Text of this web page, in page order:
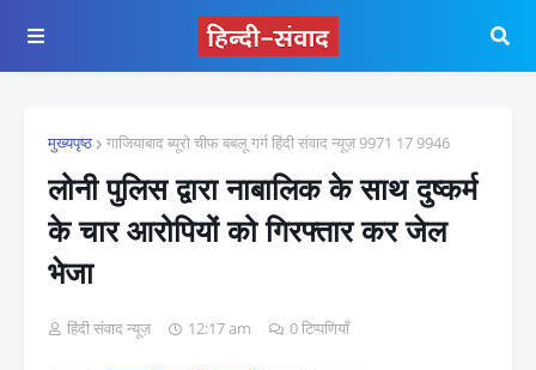
मुख्यपृष्ठ गाजियाबाद ब्यूरो चीफ बबलू गर्ग हिंदी संवाद न्यूज़ 9971 17 9946
लोनी पुलिस द्वारा नाबालिक के साथ दुष्कर्म
के चार आरोपियों को गिरफ्तार कर जेल
भेजा
हिंदी संवाद न्यूज़ 12:17 am 0 टिप्पणियाँ